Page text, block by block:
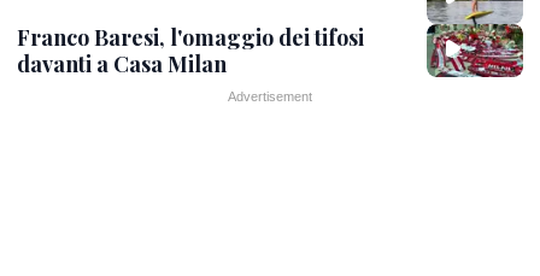
Franco Baresi, l'omaggio dei tifosi
davanti a Casa Milan